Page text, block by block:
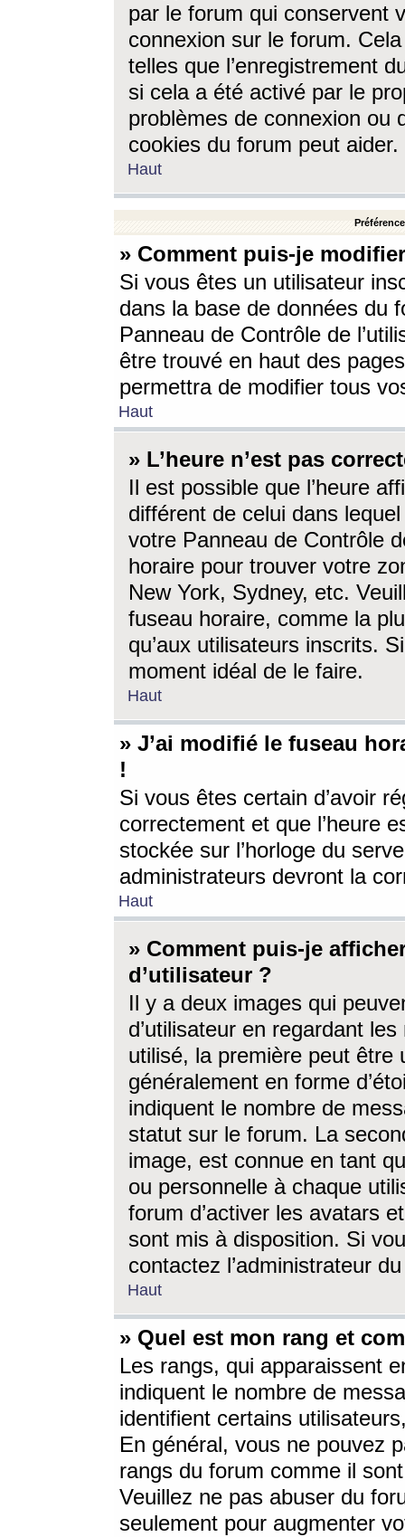
par le forum qui conservent
connexion sur le forum.
telles que l’enregistrement
si cela a été activé par le
problèmes de connexion ou
cookies du forum peut aider.
Haut
» Comment puis-je
Si vous êtes un utilisateur
dans la base de données du
Panneau de Contrôle de
être trouvé en haut des
permettra de modifier tous
Haut
» L’heure n’est pas
Il est possible que l’heure
différent de celui dans
votre Panneau de Contrôle
horaire pour trouver votre
New York, Sydney, etc.
fuseau horaire, comme la
qu’aux utilisateurs inscrits.
moment idéal de le faire.
Haut
» J’ai modifié le fuseau
!
Si vous êtes certain d’avoir
correctement et que l’heure
stockée sur l’horloge du
administrateurs devront la
Haut
» Comment puis-je
d’utilisateur ?
Il y a deux images qui
d’utilisateur en regardant
utilisé, la première peut être
généralement en forme
indiquent le nombre de
statut sur le forum. La
image, est connue en tant
ou personnelle à chaque
forum d’activer les avatars
sont mis à disposition. Si
contactez l’administrateur
Haut
» Quel est mon rang et
Les rangs, qui apparaissent
indiquent le nombre de
identifient certains
En général, vous ne pouvez
rangs du forum comme il
Veuillez ne pas abuser du
seulement pour augmenter